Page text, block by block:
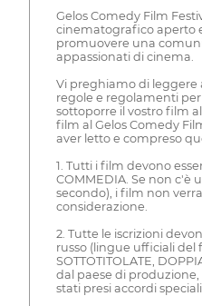
Gelos Comedy Film
cinematografico aperto
promuovere una
appassionati di cinema.
Vi preghiamo di
regole e regolamenti per
sottoporre il vostro film
film al Gelos Comedy
aver letto e compreso
1. Tutti i film devono
COMMEDIA. Se non c'è
secondo), i film non
considerazione.
2. Tutte le iscrizioni
russo (lingue ufficiali del
SOTTOTITOLATE,
dal paese di
stati presi accordi speciali